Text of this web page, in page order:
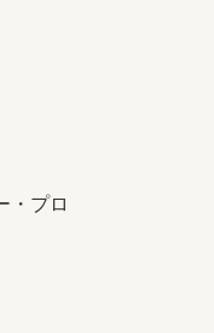
・プロ